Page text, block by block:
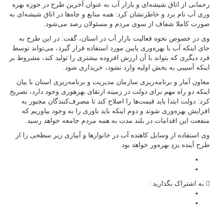
رحمانی از اتاق شیشه‌ای و بازار آب به عنوان آخرین طرح در حوزه بهره
وری آب نام برد و خاطرنشان کرد: همه منابع و چاه‌ها در اتاق شیشه‌ای به
صورت کاملا شفاف از سوی مردم و مسئولان رصد می‌شود.
وی در خصوص نحوه فعالیت بازار آب در استان، گفت: در این طرح به
جای اینکه آب با بهره‌وری پایین مورد استفاده قرار گیرد، می‌تواند توسط
فرد دیگری که بتواند با آن ارزش افزوده بیشتری را تولید کند، مشروط بر
اینکه آسیبی به بخش اولیه وارد نشود، خریداری شود.
معاون آمار و برنامه‌ریزی سازمان مدیریت و برنامه‌ریزی استان با بیان
اینکه دو راه مهم برای دولت در زمینه ارتقای بهره‎وری وجود دارد، تصریح
کرد: دولت ابتدا باید قیمت‌ها را اصلاح کند تا مصرف‌کنندگان مجبور به
افزایش بهره‌وری شوند و دوم اینکه باید باوری را به وجود بیاوریم که
منفعت این اقدامات در بلند مدت به همه مردم جامعه خواهد رسید.
وی استفاده از وسایل کاهنده آب در خانوارها و آبیاری زیر سطحی را از
طرح آینده یزدِ بهره‌ور خواهد بود.
به اشتراک بگذارید :